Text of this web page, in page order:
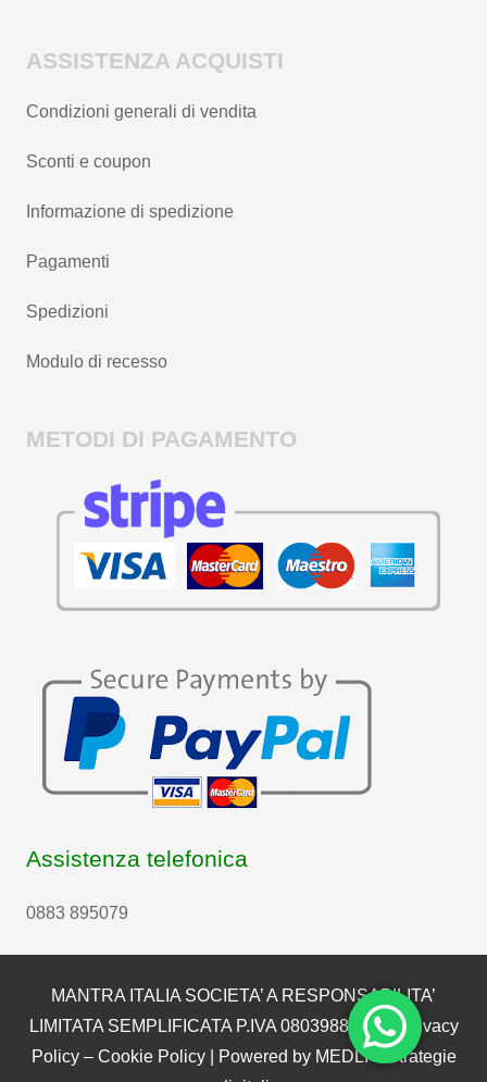
ASSISTENZA ACQUISTI
Condizioni generali di vendita
Sconti e coupon
Informazione di spedizione
Pagamenti
Spedizioni
Modulo di recesso
METODI DI PAGAMENTO
Assistenza telefonica
0883 895079
MANTRA ITALIA SOCIETA’ A RESPONSABILITA’
LIMITATA SEMPLIFICATA P.IVA 08039880722 | Privacy
Policy– Cookie Policy| Powered by MEDLI – Strategie